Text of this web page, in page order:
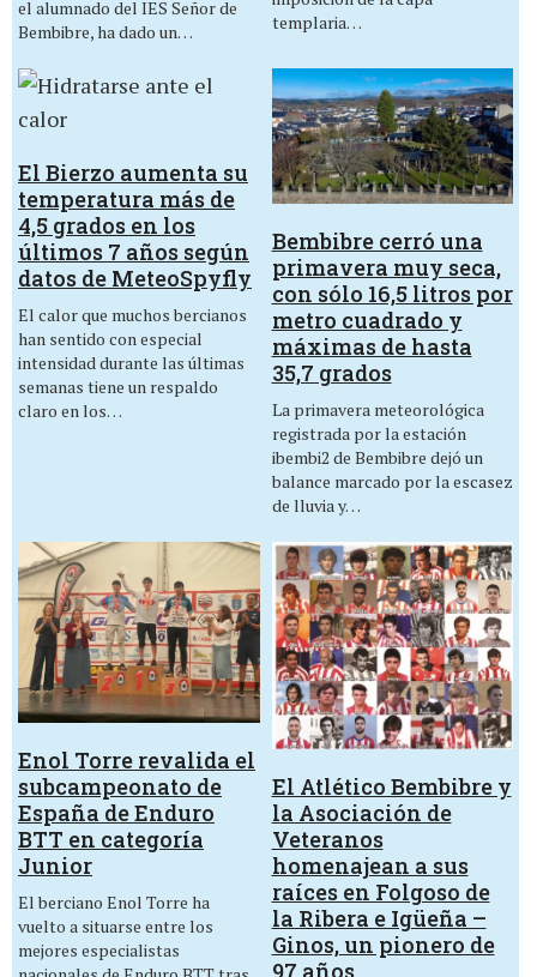
el alumnado del IES Señor de
Bembibre, ha dado un…
templaria…
El Bierzo aumenta su
temperatura más de
4,5 grados en los
últimos 7 años según
datos de MeteoSpyfly
El calor que muchos bercianos
han sentido con especial
intensidad durante las últimas
semanas tiene un respaldo
claro en los…
Bembibre cerró una
primavera muy seca,
con sólo 16,5 litros por
metro cuadrado y
máximas de hasta
35,7 grados
La primavera meteorológica
registrada por la estación
ibembi2 de Bembibre dejó un
balance marcado por la escasez
de lluvia y…
Enol Torre revalida el
subcampeonato de
España de Enduro
BTT en categoría
Junior
El berciano Enol Torre ha
vuelto a situarse entre los
mejores especialistas
El Atlético Bembibre y
la Asociación de
Veteranos
homenajean a sus
raíces en Folgoso de
la Ribera e Igüeña –
Ginos, un pionero de
97 años